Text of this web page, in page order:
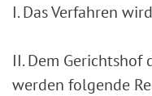
I. Das Verfahren
II. Dem Gerichtshof
werden folgende